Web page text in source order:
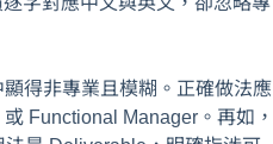
得非專業且模糊。正確做法應
Functional Manager。再如，